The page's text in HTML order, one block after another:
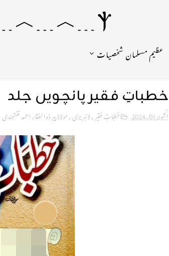
Ⲯ﹍︿﹍︿﹍ الکمونیا ﹍Ⲯ﹍Ⲯ﹍︿﹍☼
عظیم مسلمان شخصیات
خطباتِ فقیر پانچویں جلد
اکتوبر 01, 2024 خطباتِ فقیر,لائبریری,مولانا پیر ذوالفقار احمد نقشبندی